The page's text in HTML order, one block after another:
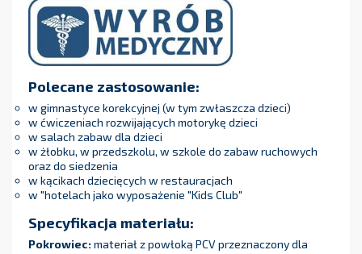
Polecane zastosowanie:
w gimnastyce korekcyjnej (w tym zwłaszcza dzieci)
w ćwiczeniach rozwijających motorykę dzieci
w salach zabaw dla dzieci
w żłobku, w przedszkolu, w szkole do zabaw ruchowych
oraz do siedzenia
w kącikach dziecięcych w restauracjach
w "hotelach jako wyposażenie "Kids Club"
Specyfikacja materiału:
Pokrowiec:materiał z powłoką PCV przeznaczony dla